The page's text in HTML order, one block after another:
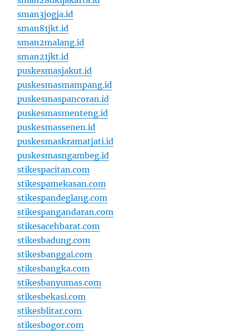
sman3jogja.id
sman81jkt.id
sman2malang.id
sman21jkt.id
puskesmasjakut.id
puskesmasmampang.id
puskesmaspancoran.id
puskesmasmenteng.id
puskesmassenen.id
puskesmaskramatjati.id
puskesmasngambeg.id
stikespacitan.com
stikespamekasan.com
stikespandeglang.com
stikespangandaran.com
stikesacehbarat.com
stikesbadung.com
stikesbanggai.com
stikesbangka.com
stikesbanyumas.com
stikesbekasi.com
stikesblitar.com
stikesbogor.com